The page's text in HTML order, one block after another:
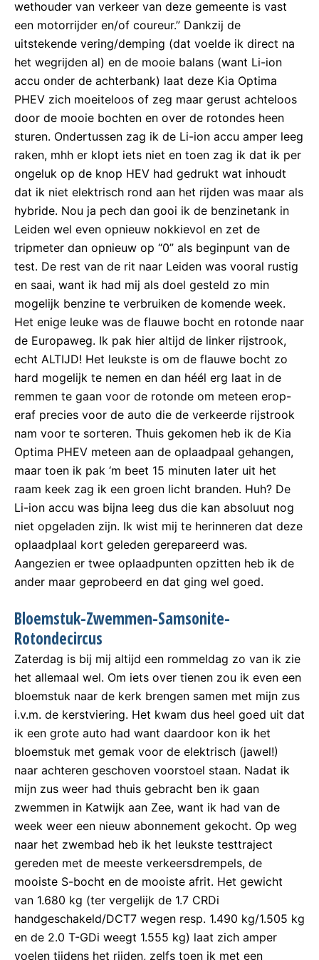
wethouder van verkeer van deze gemeente is vast
een motorrijder en/of coureur.” Dankzij de
uitstekende vering/demping (dat voelde ik direct na
het wegrijden al) en de mooie balans (want Li-ion
accu onder de achterbank) laat deze Kia Optima
PHEV zich moeiteloos of zeg maar gerust achteloos
door de mooie bochten en over de rotondes heen
sturen. Ondertussen zag ik de Li-ion accu amper leeg
raken, mhh er klopt iets niet en toen zag ik dat ik per
ongeluk op de knop HEV had gedrukt wat inhoudt
dat ik niet elektrisch rond aan het rijden was maar als
hybride. Nou ja pech dan gooi ik de benzinetank in
Leiden wel even opnieuw nokkievol en zet de
tripmeter dan opnieuw op “0” als beginpunt van de
test. De rest van de rit naar Leiden was vooral rustig
en saai, want ik had mij als doel gesteld zo min
mogelijk benzine te verbruiken de komende week.
Het enige leuke was de flauwe bocht en rotonde naar
de Europaweg. Ik pak hier altijd de linker rijstrook,
echt ALTIJD! Het leukste is om de flauwe bocht zo
hard mogelijk te nemen en dan héél erg laat in de
remmen te gaan voor de rotonde om meteen erop-
eraf precies voor de auto die de verkeerde rijstrook
nam voor te sorteren. Thuis gekomen heb ik de Kia
Optima PHEV meteen aan de oplaadpaal gehangen,
maar toen ik pak ‘m beet 15 minuten later uit het
raam keek zag ik een groen licht branden. Huh? De
Li-ion accu was bijna leeg dus die kan absoluut nog
niet opgeladen zijn. Ik wist mij te herinneren dat deze
oplaadplaal kort geleden gerepareerd was.
Aangezien er twee oplaadpunten opzitten heb ik de
ander maar geprobeerd en dat ging wel goed.
Bloemstuk-Zwemmen-Samsonite-
Rotondecircus
Zaterdag is bij mij altijd een rommeldag zo van ik zie
het allemaal wel. Om iets over tienen zou ik even een
bloemstuk naar de kerk brengen samen met mijn zus
i.v.m. de kerstviering. Het kwam dus heel goed uit dat
ik een grote auto had want daardoor kon ik het
bloemstuk met gemak voor de elektrisch (jawel!)
naar achteren geschoven voorstoel staan. Nadat ik
mijn zus weer had thuis gebracht ben ik gaan
zwemmen in Katwijk aan Zee, want ik had van de
week weer een nieuw abonnement gekocht. Op weg
naar het zwembad heb ik het leukste testtraject
gereden met de meeste verkeersdrempels, de
mooiste S-bocht en de mooiste afrit. Het gewicht
van 1.680 kg (ter vergelijk de 1.7 CRDi
handgeschakeld/DCT7 wegen resp. 1.490 kg/1.505 kg
en de 2.0 T-GDi weegt 1.555 kg) laat zich amper
voelen tijdens het rijden, zelfs toen ik met een